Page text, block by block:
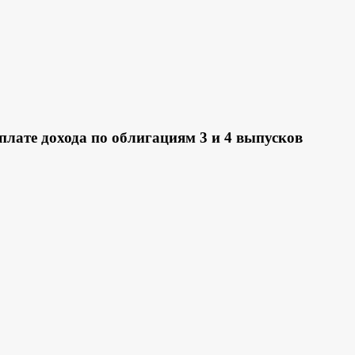
дохода по облигациям 3 и 4 выпусков